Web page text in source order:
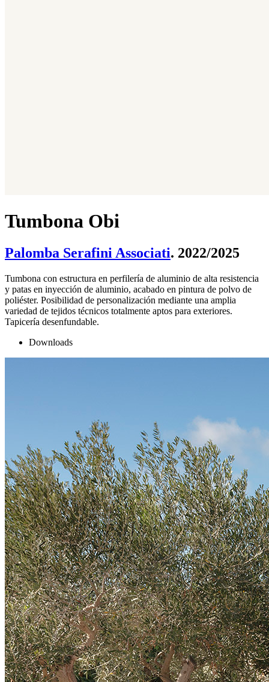
Tumbona Obi
Palomba Serafini Associati. 2022/2025
Tumbona con estructura en perfilería de aluminio de alta resistencia
y patas en inyección de aluminio, acabado en pintura de polvo de
poliéster. Posibilidad de personalización mediante una amplia
variedad de tejidos técnicos totalmente aptos para exteriores.
Tapicería desenfundable.
Downloads